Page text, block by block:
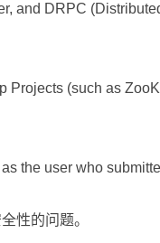
DRPC
(such as
the user who
性的问题。